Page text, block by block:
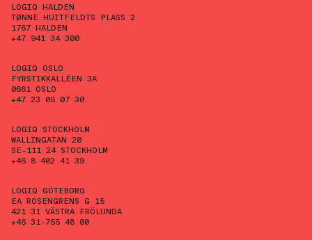
LOGIQ HALDEN
TØNNE HUITFELDTS PLASS 2
1767 HALDEN
+47 941 34 300
LOGIQ OSLO
FYRSTIKKALLÉEN 3A
0661 OSLO
+47 23 06 07 30
LOGIQ STOCKHOLM
WALLINGATAN 20
SE-111 24 STOCKHOLM
+46 8 402 41 39
LOGIQ GÖTEBORG
EA ROSENGRENS G 15
421 31 VÄSTRA FRÖLUNDA
+46 31-755 48 00